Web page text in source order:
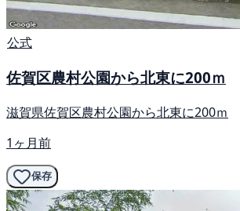
公式
佐賀区農村公園から北東に200ｍ
滋賀県佐賀区農村公園から北東に200ｍ
1ヶ月前
保存